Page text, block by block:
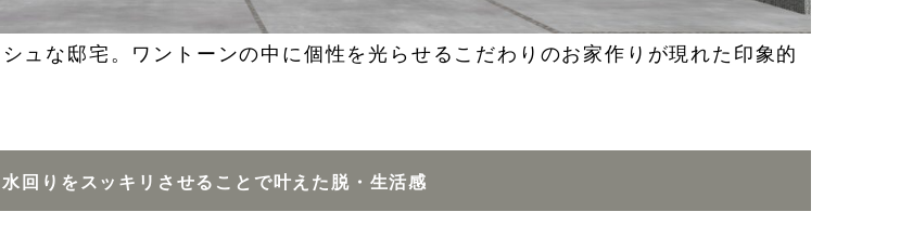
ュな邸宅。ワントーンの中に個性を光らせるこだわりのお家作りが現れた印象的
回りをスッキリさせることで叶えた脱・生活感